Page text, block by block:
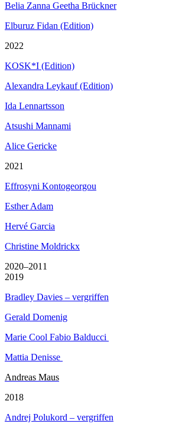
Belia Zanna Geetha Brückner
Elburuz Fidan (Edition)
2022
KOSK*I (Edition)
Alexandra Leykauf (Edition)
Ida Lennartsson
Atsushi Mannami
Alice Gericke
2021
Effrosyni Kontogeorgou
Esther Adam
Hervé Garcia
Christine Moldrickx
2020–2011
2019
Bradley Davies – vergriffen
Gerald Domenig
Marie Cool Fabio Balducci
Mattia Denisse
Andreas Maus
2018
Andrej Polukord – vergriffen